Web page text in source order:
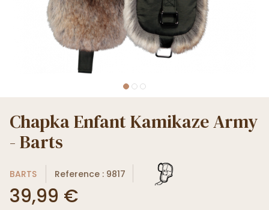
Chapka Enfant Kamikaze Army
- Barts
BARTS Reference : 9817
39,99 €